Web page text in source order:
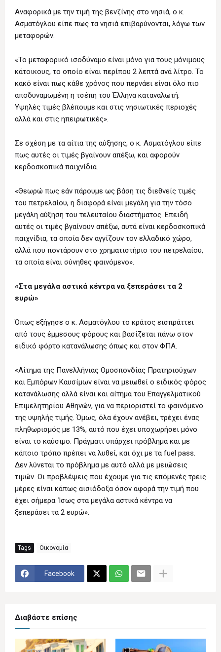
Αναφορικά με την τιμή της βενζίνης στο νησιά, ο κ.
Ασματόγλου είπε πως τα νησιά επιβαρύνονται, λόγω των
μεταφορών.
«Το μεταφορικό ισοδύναμο είναι μόνο για τους μόνιμους
κάτοικους, το οποίο είναι περίπου 2 λεπτά ανά λίτρο. Το
κακό είναι πως κάθε χρόνος που περνάει είναι όλο πιο
αποδυναμωμένη η τσέπη του Έλληνα καταναλωτή.
Υψηλές τιμές βλέπουμε και στις νησιωτικές περιοχές
αλλά και στις ηπειρωτικές».
Σε σχέση με τα αίτια της αύξησης, ο κ. Ασματόγλου είπε
πως αυτές οι τιμές βγαίνουν απέξω, και αφορούν
κερδοσκοπικά παιχνίδια.
«Θεωρώ πως εάν πάρουμε ως βάση τις διεθνείς τιμές
του πετρελαίου, η διαφορά είναι μεγάλη για την τόσο
μεγάλη αύξηση του τελευταίου διαστήματος. Επειδή
αυτές οι τιμές βγαίνουν απέξω, αυτά είναι κερδοσκοπικά
παιχνίδια, τα οποία δεν αγγίζουν τον ελλαδικό χώρο,
αλλά που ποντάρουν στο χρηματιστήριο του πετρελαίου,
τα οποία είναι σύνηθες φαινόμενο».
«Στα μεγάλα αστικά κέντρα να ξεπεράσει τα 2
ευρώ»
Όπως εξήγησε ο κ. Ασματόγλου το κράτος εισπράττει
από τους έμμεσους φόρους και βασίζεται πάνω στον
ειδικό φόρτο κατανάλωσης όπως και στον ΦΠΑ.
«Αίτημα της Πανελλήνιας Ομοσπονδίας Πρατηριούχων
και Εμπόρων Καυσίμων είναι να μειωθεί ο ειδικός φόρος
κατανάλωσης αλλά είναι και αίτημα του Επαγγελματικού
Επιμελητηρίου Αθηνών, για να περιοριστεί το φαινόμενο
της υψηλής τιμής. Όμως, όλα έχουν ανέβει, τρέχει ένας
πληθωρισμός με 13%, αυτό που έχει υποχωρήσει μόνο
είναι το καύσιμο. Πράγματι υπάρχει πρόβλημα και με
κάποιο τρόπο πρέπει να λυθεί, και όχι με τα fuel pass.
Δεν λύνεται το πρόβλημα με αυτό αλλά με μειώσεις
τιμών. Οι προβλέψεις που έχουμε για τις επόμενές τρεις
μέρες είναι κάπως αισιόδοξα όσον αφορά την τιμή που
έχει σήμερα. Ίσως στα μεγάλα αστικά κέντρα να
ξεπεράσει τα 2 ευρώ».
Tags Οικονομία
Facebook
Διαβάστε επίσης